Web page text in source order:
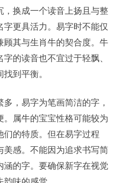
，换成一个读音上扬且与整
更具活力。易字时不能仅
顾其与生肖牛的契合度。牛
的读音也不宜过于轻飘、
到平衡。
，易字为笔画简洁的字，
属牛的宝宝性格可能较为
们的特质。但在易字过程
美感。不能因为追求书写简
涵的字。要确保新字在视觉